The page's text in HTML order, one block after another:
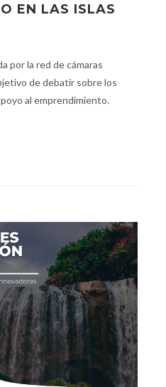
EN LAS ISLAS
por la red de cámaras
de debatir sobre los
al emprendimiento.